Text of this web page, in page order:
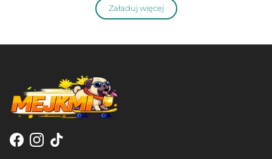
Załaduj więcej
Facebook
Instagram
TikTok